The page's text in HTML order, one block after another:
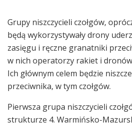
Grupy niszczycieli czołgów,
będą wykorzystywały drony
zasięgu i ręczne granatniki
w nich operatorzy rakiet i
Ich głównym celem będzie
przeciwnika, w tym czołgów.
Pierwsza grupa niszczycieli
strukturze 4. Warmińsko-